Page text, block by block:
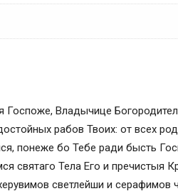
Ея, именуемой Умиление
«Умиление» Божией Матери»
Госпоже, Владычице
рабов Твоих: от всех
понеже бо Тебе ради бысть
святаго Тела Его и пречистыя
светлейши и серафимов